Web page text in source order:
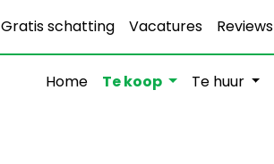
Gratis schatting Vacatures Reviews
Home Te koop Te huur